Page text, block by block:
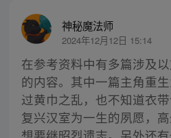
神秘魔法师
2024年12月12日 15:14
在参考资料中有多篇涉及
的内容。其中一篇主角重
过黄巾之乱，也不知道衣
复兴汉室为一生的夙愿，高